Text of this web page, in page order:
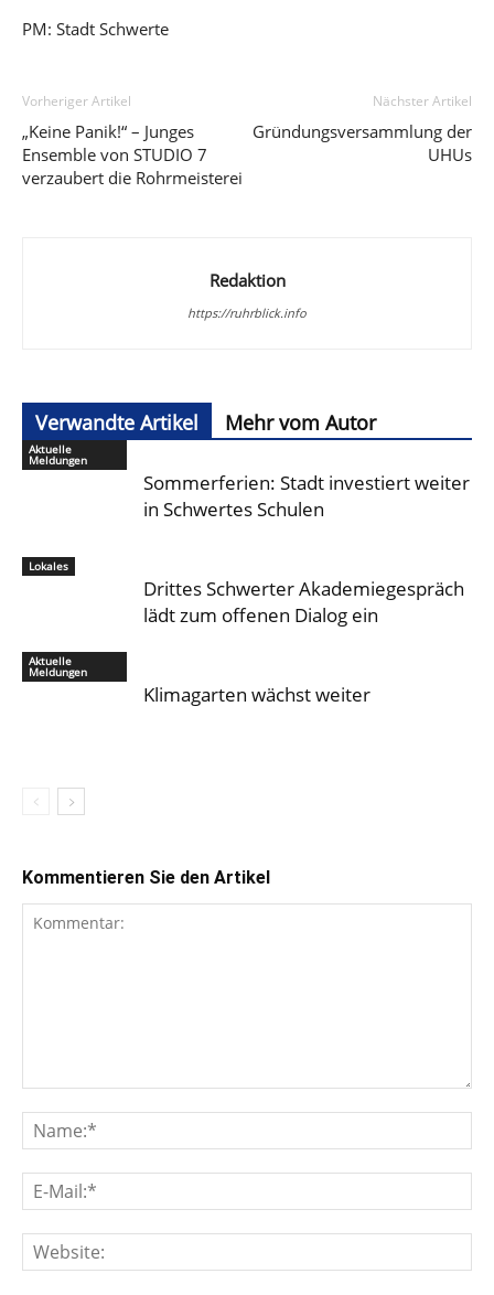
PM: Stadt Schwerte
Vorheriger Artikel
„Keine Panik!“ – Junges
Ensemble von STUDIO 7
verzaubert die Rohrmeisterei
Nächster Artikel
Gründungsversammlung der
UHUs
Redaktion
https://ruhrblick.info
Verwandte Artikel Mehr vom Autor
Aktuelle
Meldungen
Sommerferien: Stadt investiert weiter
in Schwertes Schulen
Lokales
Drittes Schwerter Akademiegespräch
lädt zum offenen Dialog ein
Aktuelle
Meldungen
Klimagarten wächst weiter
Kommentieren Sie den Artikel